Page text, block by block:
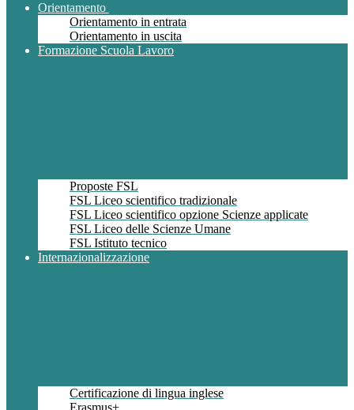
Orientamento
Orientamento in entrata
Orientamento in uscita
Formazione Scuola Lavoro
Proposte FSL
FSL Liceo scientifico tradizionale
FSL Liceo scientifico opzione Scienze applicate
FSL Liceo delle Scienze Umane
FSL Istituto tecnico
Internazionalizzazione
Certificazione di lingua inglese